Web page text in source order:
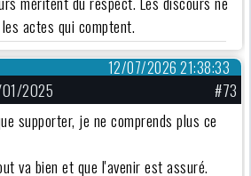
actes qui comptent.
12/07/2026 21:38:33
01/2025
#73
supporter, je ne comprends plus ce
va bien et que l'avenir est assuré.